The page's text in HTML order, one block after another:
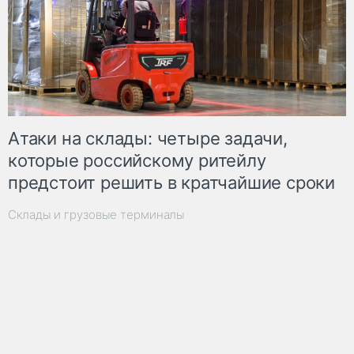
Атаки на склады: четыре задачи,
которые российскому ритейлу
предстоит решить в кратчайшие сроки
Склады и грузовые терминалы